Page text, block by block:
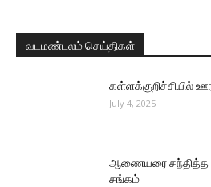
வடமண்டலம் செய்திகள்
கள்ளக்குறிச்சியில்
July 4, 2025
ஆணையரை சந்தித்த
சங்கம்